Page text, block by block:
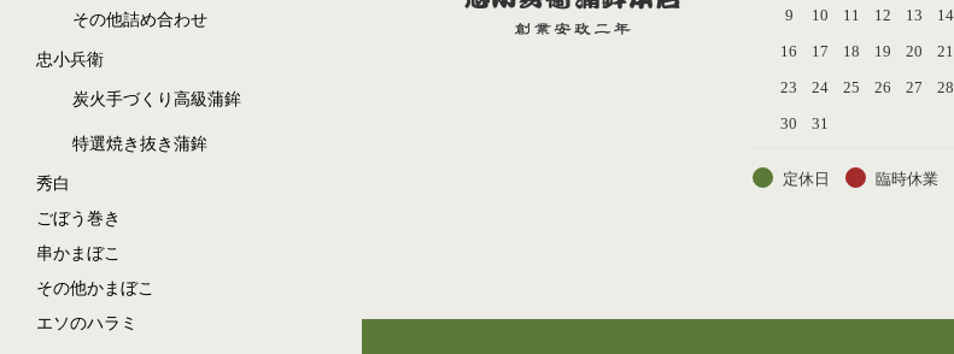
その他詰め合わせ
忠小兵衛
炭火手づくり高級蒲鉾
特選焼き抜き蒲鉾
秀白
ごぼう巻き
串かまぼこ
その他かまぼこ
エソのハラミ
9
10 11 12 13 14
16
17 18 19 20 21
23
24 25 26 27 28
30
31
定休日 臨時休業